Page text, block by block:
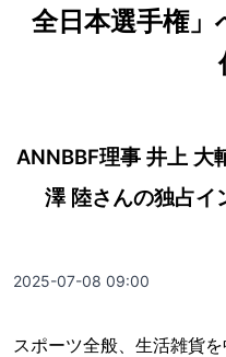
全日本選手権
ANNBBF理事 井上 大
澤 陸さんの独占イ
2025-07-08 09:00
スポーツ全般、生活雑貨